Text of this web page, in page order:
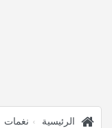
الرئيسية نغمات